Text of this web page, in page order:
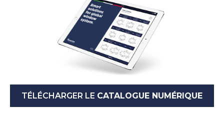
TÉLÉCHARGER LE CATALOGUE NUMÉRIQUE